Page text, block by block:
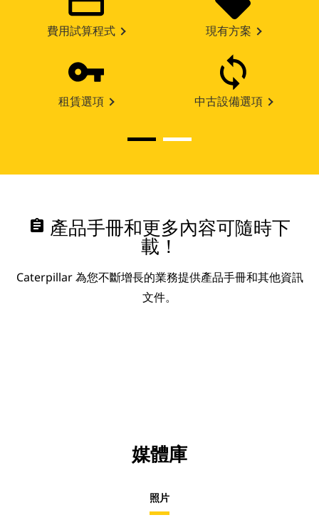
費用試算程式 現有方案
租賃選項 中古設備選項
assignment 產品手冊和更多內容可隨時下
載！
Caterpillar 為您不斷增長的業務提供產品手冊和其他資訊
文件。
媒體庫
照片